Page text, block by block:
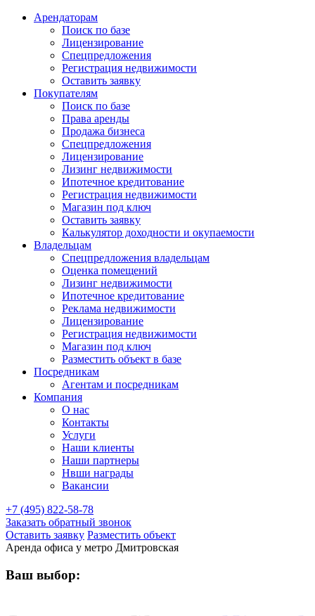
Арендаторам
Поиск по базе
Лицензирование
Спецпредложения
Регистрация недвижимости
Оставить заявку
Покупателям
Поиск по базе
Права аренды
Продажа бизнеса
Спецпредложения
Лицензирование
Лизинг недвижимости
Ипотечное кредитование
Регистрация недвижимости
Магазин под ключ
Оставить заявку
Калькулятор доходности и окупаемости
Владельцам
Спецпредложения владельцам
Оценка помещений
Лизинг недвижимости
Ипотечное кредитование
Реклама недвижимости
Лицензирование
Регистрация недвижимости
Магазин под ключ
Разместить объект в базе
Посредникам
Агентам и посредникам
Компания
О нас
Контакты
Услуги
Наши клиенты
Наши партнеры
Нвши награды
Вакансии
+7 (495) 822-58-78
Заказать обратный звонок
Оставить заявку Разместить объект
Аренда офиса у метро Дмитровская
Ваш выбор: